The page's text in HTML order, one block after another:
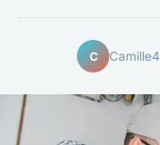
C Camille